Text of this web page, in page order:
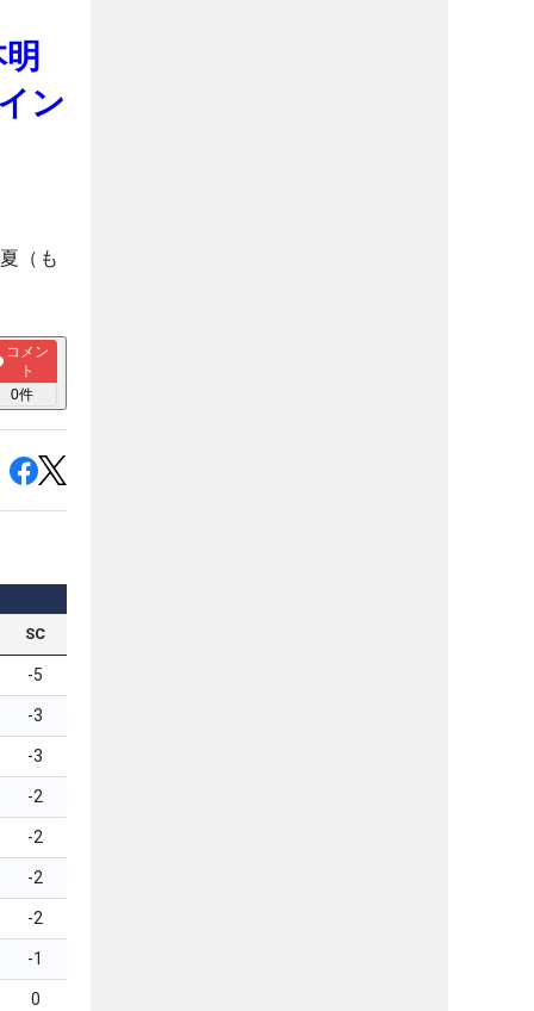
ン
（も
コメン
ト
0件
SC
-5
-3
-3
-2
-2
-2
-2
-1
0